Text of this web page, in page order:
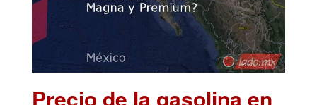
Precio de la gasolina en